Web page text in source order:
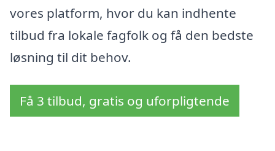
vores platform, hvor du kan indhente
tilbud fra lokale fagfolk og få den bedste
løsning til dit behov.
Få 3 tilbud, gratis og uforpligtende